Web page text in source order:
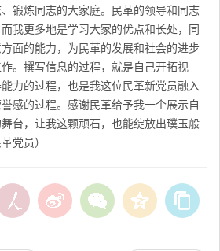
炼同志的大家庭。民革的领导和同志
我更多地是学习大家的优点和长处，同
面的能力，为民革的发展和社会的进步
。撰写信息的过程，就是自己开拓视
力的过程，也是我这位民革新党员融入
感的过程。感谢民革给予我一个展示自
台，让我这颗顽石，也能绽放出璞玉般
党员）